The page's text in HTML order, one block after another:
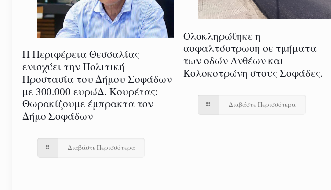
Η Περιφέρεια Θεσσαλίας
ενισχύει την Πολιτική
Προστασία του Δήμου Σοφάδων
με 300.000 ευρώΔ. Κουρέτας:
Θωρακίζουμε έμπρακτα τον
Δήμο Σοφάδων
Διαβάστε Περισσότερα
Ολοκληρώθηκε η
ασφαλτόστρωση σε τμήματα
των οδών Ανθέων και
Κολοκοτρώνη στους Σοφάδες.
Διαβάστε Περισσότερα